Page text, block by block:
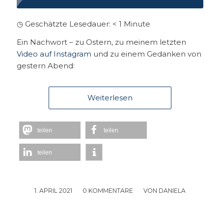
◷ Geschätzte Lesedauer: < 1 Minute
Ein Nachwort – zu Ostern, zu meinem letzten
Video auf Instagram und zu einem Gedanken von
gestern Abend:
Weiterlesen
teilen teilen
teilen
1. APRIL 2021
/ 0 KOMMENTARE
/ VON DANIELA